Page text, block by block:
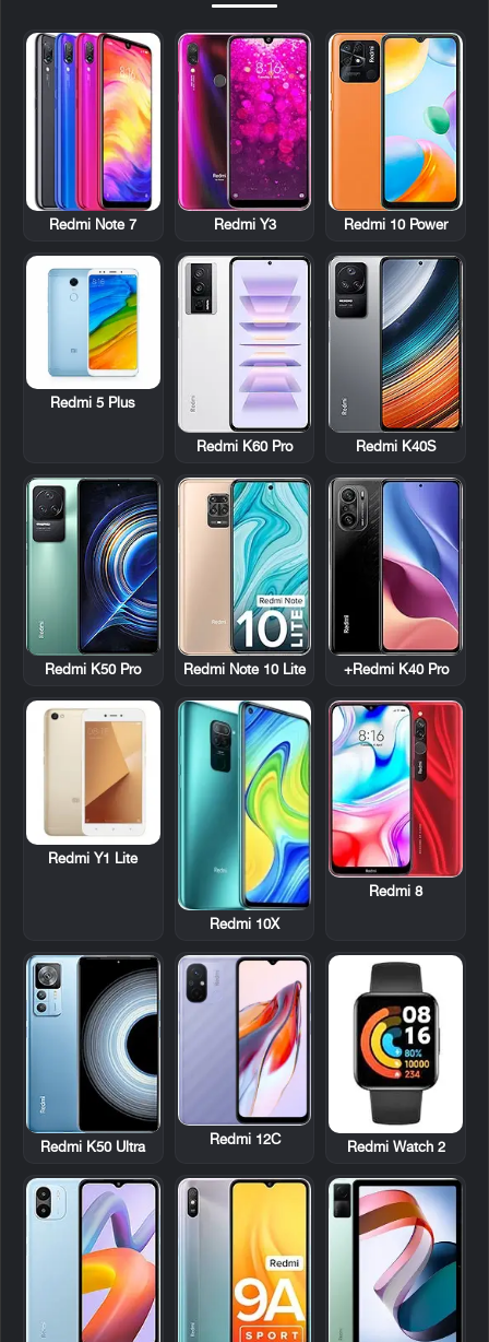
Redmi 10 Power
Redmi Y3
Redmi Note 7
Redmi K40S
Redmi K60 Pro
Redmi 5 Plus
Redmi K40 Pro+
Redmi Note 10 Lite
Redmi K50 Pro
Redmi 8
Redmi 10X
Redmi Y1 Lite
Redmi Watch 2
Redmi 12C
Redmi K50 Ultra